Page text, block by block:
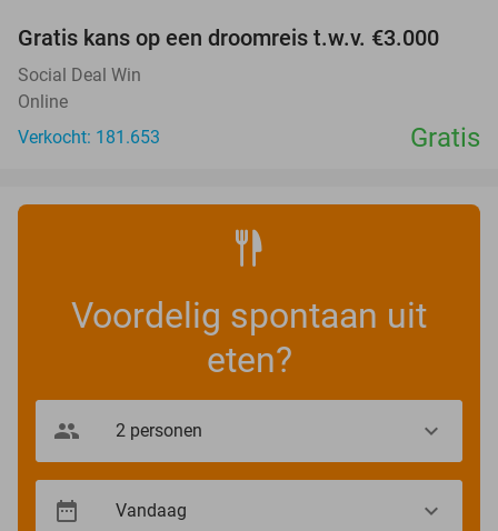
Gratis kans op een droomreis t.w.v. €3.000
Social Deal Win
Online
Verkocht: 181.653
Gratis
Voordelig spontaan uit
eten?